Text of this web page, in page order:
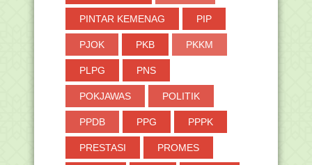
PINTAR KEMENAG PIP
PJOK PKB PKKM
PLPG PNS
POKJAWAS POLITIK
PPDB PPG PPPK
PRESTASI PROMES